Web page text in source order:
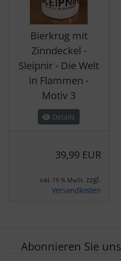
Bierkrug mit
Zinndeckel -
Sleipnir - Die Welt
in Flammen -
Motiv 3
Details
39,99 EUR
inkl. 19 % MwSt. zzgl.
Versandkosten
Abonnieren Sie